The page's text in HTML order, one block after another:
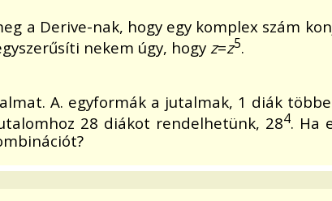
a Derive-nak, hogy egy komplex szám
nekem úgy, hogy z=z5.
A. egyformák a jutalmak, 1 diák
28 diákot rendelhetünk, 284. Ha